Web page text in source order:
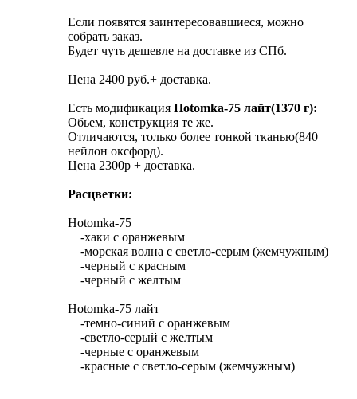
Если появятся заинтересовавшиеся, можно
собрать заказ.
Будет чуть дешевле на доставке из СПб.
Цена 2400 руб.+ доставка.
Есть модификация Hotomka-75 лайт(1370 г):
Обьем, конструкция те же.
Отличаются, только более тонкой тканью(840
нейлон оксфорд).
Цена 2300р + доставка.
Расцветки:
Hotomka-75
-хаки с оранжевым
-морская волна с светло-серым (жемчужным)
-черный с красным
-черный с желтым
Hotomka-75 лайт
-темно-синий с оранжевым
-светло-серый с желтым
-черные с оранжевым
-красные с светло-серым (жемчужным)